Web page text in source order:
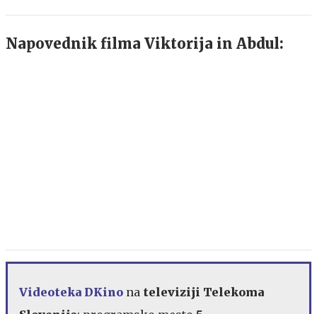
Napovednik filma Viktorija in Abdul:
Videoteka DKino na televiziji Telekoma